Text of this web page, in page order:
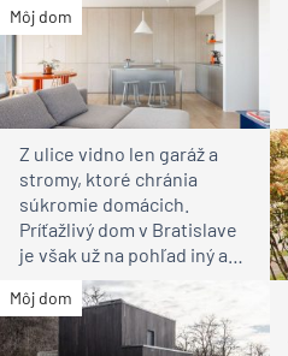
Môj dom
Z ulice vidno len garáž a
stromy, ktoré chránia
súkromie domácich.
Príťažlivý dom v Bratislave
je však už na pohľad iný ako
susedia
Môj dom